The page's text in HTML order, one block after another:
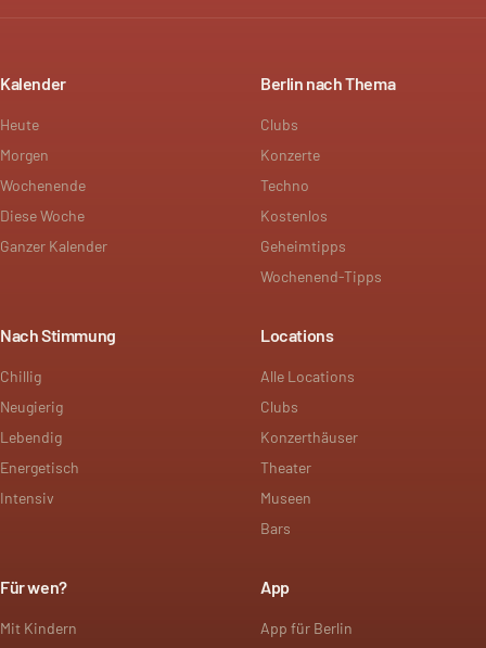
Kalender
Heute
Morgen
Wochenende
Diese Woche
Ganzer Kalender
Berlin nach Thema
Clubs
Konzerte
Techno
Kostenlos
Geheimtipps
Wochenend-Tipps
Nach Stimmung
Chillig
Neugierig
Lebendig
Energetisch
Intensiv
Locations
Alle Locations
Clubs
Konzerthäuser
Theater
Museen
Bars
Für wen?
Mit Kindern
App
App für Berlin